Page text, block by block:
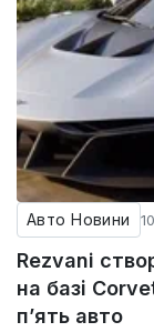
Авто Новини
Rezvani
на базі
п’ять авто